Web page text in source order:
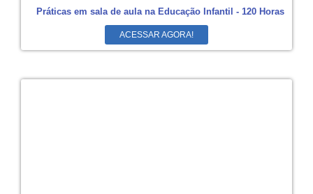
Práticas em sala de aula na Educação Infantil - 120 Horas
ACESSAR AGORA!